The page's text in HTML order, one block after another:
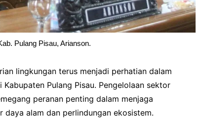
Pulang Pisau, Arianson.
lingkungan terus menjadi perhatian dalam
Pulang Pisau. Pengelolaan sektor
peranan penting dalam menjaga
daya alam dan perlindungan ekosistem.